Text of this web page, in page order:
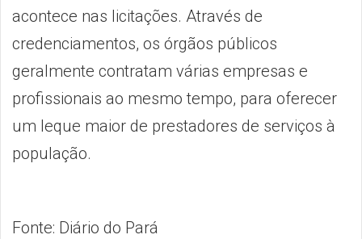
acontece nas licitações. Através de
credenciamentos, os órgãos públicos
geralmente contratam várias empresas e
profissionais ao mesmo tempo, para oferecer
um leque maior de prestadores de serviços à
população.
Fonte: Diário do Pará